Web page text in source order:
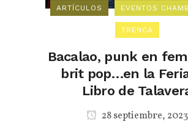
ARTÍCULOS EVENTOS
TRENCA
Bacalao, punk en
brit pop…en la
Libro de
28 septiembre, 2023